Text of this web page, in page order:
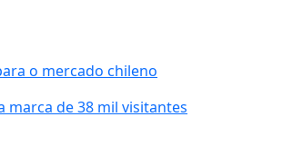
o mercado chileno
marca de 38 mil visitantes